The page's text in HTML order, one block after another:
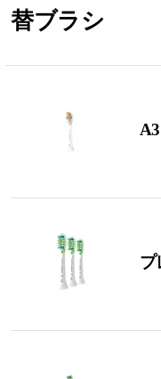
替ブラシ
プ